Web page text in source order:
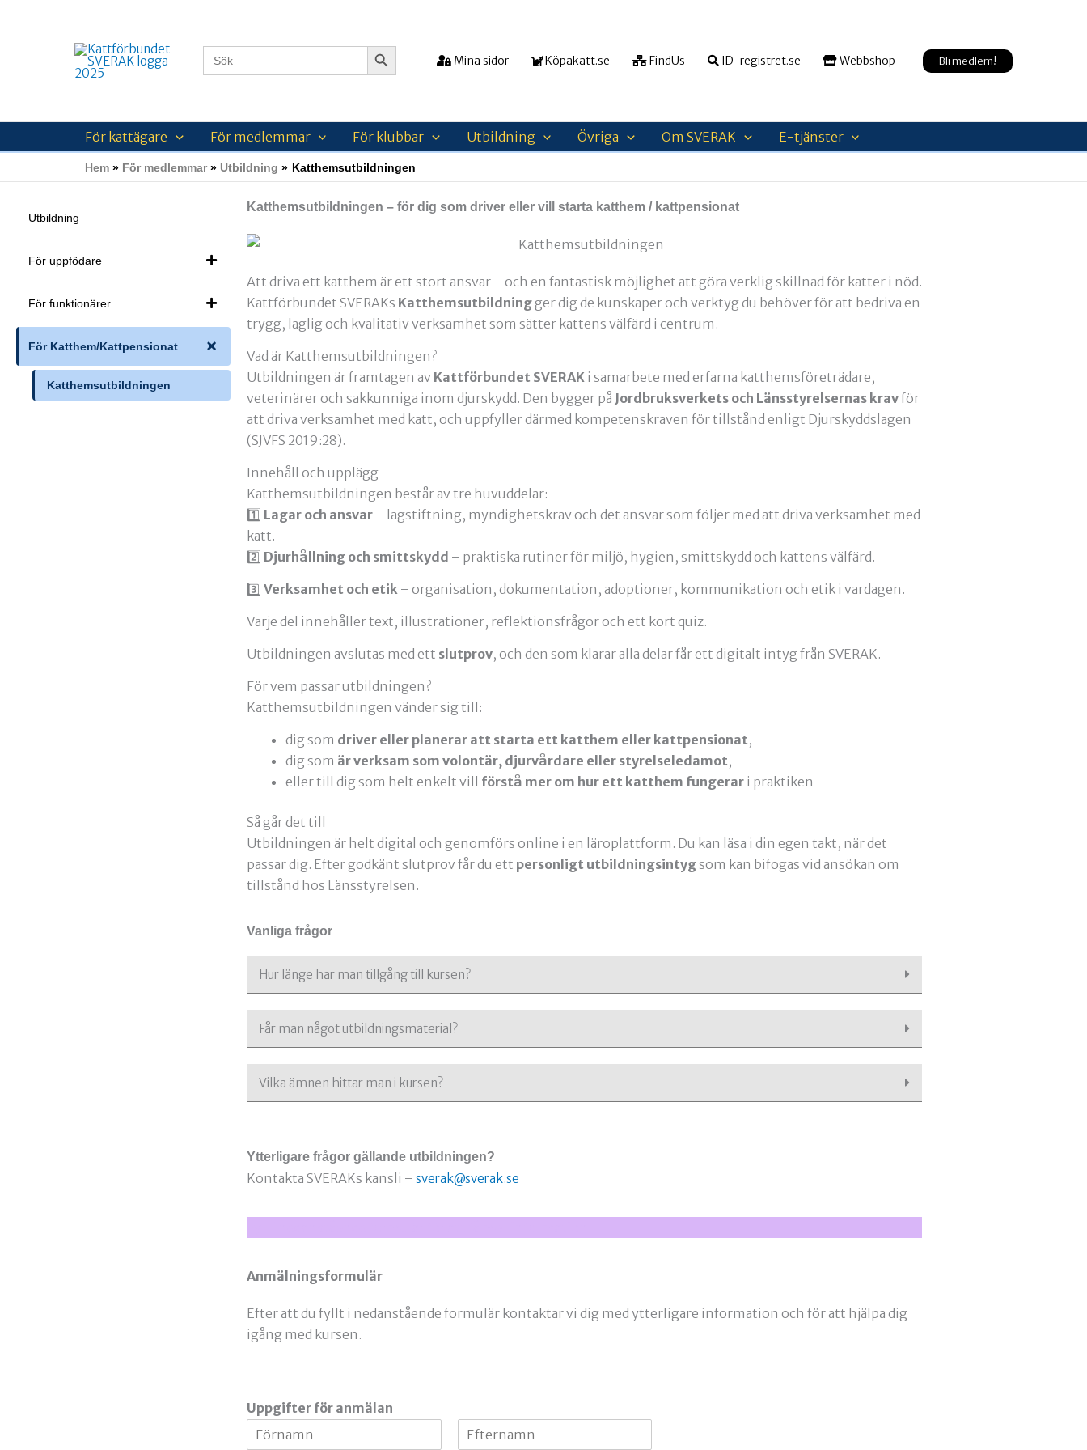
Sök
efter:
Sökknapp
Mina sidor
Köpakatt.se FindUs ID-registret.se Webbshop Bli medlem!
För kattägare För medlemmar För klubbar Utbildning Övriga Om SVERAK E-tjänster
Hem För medlemmar Utbildning Katthemsutbildningen
Utbildning
För uppfödare
För funktionärer
För Katthem/Kattpensionat
Katthemsutbildningen
Katthemsutbildningen – för dig som driver eller vill starta katthem / kattpensionat
Att driva ett katthem är ett stort ansvar – och en fantastisk möjlighet att göra verklig skillnad för katter i nöd.
Kattförbundet SVERAKs Katthemsutbildning ger dig de kunskaper och verktyg du behöver för att bedriva en
trygg, laglig och kvalitativ verksamhet som sätter kattens välfärd i centrum.
Vad är Katthemsutbildningen?
Utbildningen är framtagen av Kattförbundet SVERAK i samarbete med erfarna katthemsföreträdare,
veterinärer och sakkunniga inom djurskydd. Den bygger på Jordbruksverkets och Länsstyrelsernas kravför
att driva verksamhet med katt, och uppfyller därmed kompetenskraven för tillstånd enligt Djurskyddslagen
(SJVFS 2019:28).
Innehåll och upplägg
Katthemsutbildningen består av tre huvuddelar:
1️⃣ Lagar och ansvar – lagstiftning, myndighetskrav och det ansvar som följer med att driva verksamhet med
katt.
2️⃣ Djurhållning och smittskydd – praktiska rutiner för miljö, hygien, smittskydd och kattens välfärd.
3️⃣ Verksamhet och etik – organisation, dokumentation, adoptioner, kommunikation och etik i vardagen.
Varje del innehåller text, illustrationer, reflektionsfrågor och ett kort quiz.
Utbildningen avslutas med ett slutprov, och den som klarar alla delar får ett digitalt intyg från SVERAK.
För vem passar utbildningen?
Katthemsutbildningen vänder sig till:
dig som driver eller planerar att starta ett katthem eller kattpensionat,
dig som är verksam som volontär, djurvårdare eller styrelseledamot,
eller till dig som helt enkelt vill förstå mer om hur ett katthem fungerar i praktiken
Så går det till
Utbildningen är helt digital och genomförs online i en läroplattform. Du kan läsa i din egen takt, när det
passar dig. Efter godkänt slutprov får du ett personligt utbildningsintygsom kan bifogas vid ansökan om
tillstånd hos Länsstyrelsen.
Vanliga frågor
Hur länge har man tillgång till kursen?
Får man något utbildningsmaterial?
Vilka ämnen hittar man i kursen?
Ytterligare frågor gällande utbildningen?
Kontakta SVERAKs kansli – sverak@sverak.se
Anmälningsformulär
Efter att du fyllt i nedanstående formulär kontaktar vi dig med ytterligare information och för att hjälpa dig
igång med kursen.
Uppgifter för anmälan